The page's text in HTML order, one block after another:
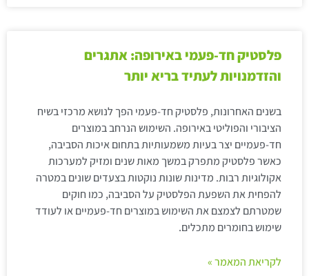
פלסטיק חד-פעמי באירופה: אתגרים
והזדמנויות לעתיד בריא יותר
בשנים האחרונות, פלסטיק חד-פעמי הפך לנושא מרכזי בשיח
הציבורי והפוליטי באירופה. השימוש הנרחב במוצרים
חד-פעמיים יצר בעיות משמעותיות בתחום איכות הסביבה,
כאשר פלסטיק מתפרק במשך מאות שנים ומזיק למערכות
אקולוגיות רבות. מדינות שונות נוקטות בצעדים שונים במטרה
להפחית את השפעת הפלסטיק על הסביבה, כמו חוקים
שמטרתם לצמצם את השימוש במוצרים חד-פעמיים או לעודד
שימוש בחומרים מתכלים.
לקריאת המאמר »